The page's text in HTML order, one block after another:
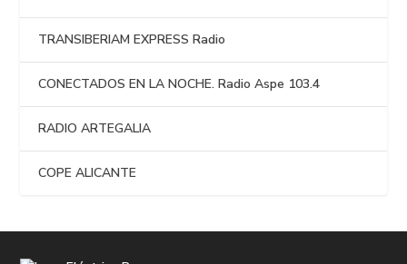
TRANSIBERIAM EXPRESS Radio
CONECTADOS EN LA NOCHE. Radio Aspe 103.4
RADIO ARTEGALIA
COPE ALICANTE